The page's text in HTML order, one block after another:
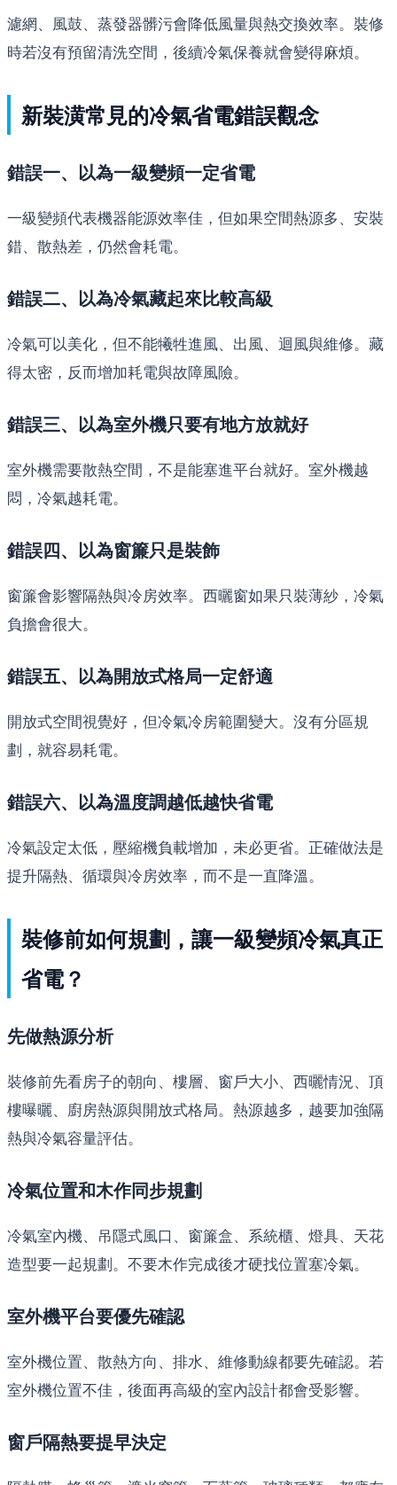
濾網、風鼓、蒸發器髒污會降低風量與熱交換效率。裝修
時若沒有預留清洗空間，後續冷氣保養就會變得麻煩。
新裝潢常見的冷氣省電錯誤觀念
錯誤一、以為一級變頻一定省電
一級變頻代表機器能源效率佳，但如果空間熱源多、安裝
錯、散熱差，仍然會耗電。
錯誤二、以為冷氣藏起來比較高級
冷氣可以美化，但不能犧牲進風、出風、迴風與維修。藏
得太密，反而增加耗電與故障風險。
錯誤三、以為室外機只要有地方放就好
室外機需要散熱空間，不是能塞進平台就好。室外機越
悶，冷氣越耗電。
錯誤四、以為窗簾只是裝飾
窗簾會影響隔熱與冷房效率。西曬窗如果只裝薄紗，冷氣
負擔會很大。
錯誤五、以為開放式格局一定舒適
開放式空間視覺好，但冷氣冷房範圍變大。沒有分區規
劃，就容易耗電。
錯誤六、以為溫度調越低越快省電
冷氣設定太低，壓縮機負載增加，未必更省。正確做法是
提升隔熱、循環與冷房效率，而不是一直降溫。
裝修前如何規劃，讓一級變頻冷氣真正
省電？
先做熱源分析
裝修前先看房子的朝向、樓層、窗戶大小、西曬情況、頂
樓曝曬、廚房熱源與開放式格局。熱源越多，越要加強隔
熱與冷氣容量評估。
冷氣位置和木作同步規劃
冷氣室內機、吊隱式風口、窗簾盒、系統櫃、燈具、天花
造型要一起規劃。不要木作完成後才硬找位置塞冷氣。
室外機平台要優先確認
室外機位置、散熱方向、排水、維修動線都要先確認。若
室外機位置不佳，後面再高級的室內設計都會受影響。
窗戶隔熱要提早決定